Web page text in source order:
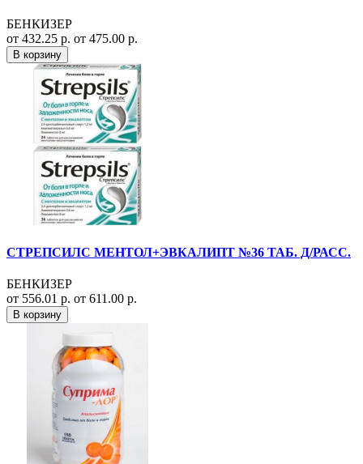
БЕНКИЗЕР
от 432.25 р. от 475.00 р.
В корзину
СТРЕПСИЛС МЕНТОЛ+ЭВКАЛИПТ №36 ТАБ. Д/РАСС.
БЕНКИЗЕР
от 556.01 р. от 611.00 р.
В корзину